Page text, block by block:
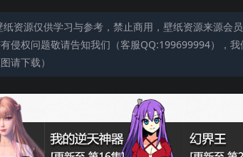
资源仅供学习与参考，禁止商用，壁纸资源来源会
侵权问题敬请告知我们（客服QQ:199699994），
请下载）